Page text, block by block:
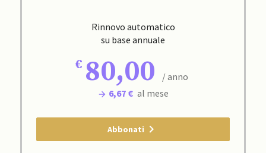
Rinnovo automatico
su base annuale
80,00
/ anno
6,67 € al mese
Abbonati